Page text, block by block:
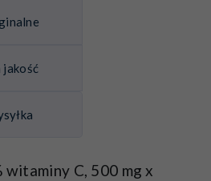
jakość
C, 500 mg x